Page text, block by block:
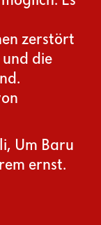
zerstört
die
Um Baru
ernst.